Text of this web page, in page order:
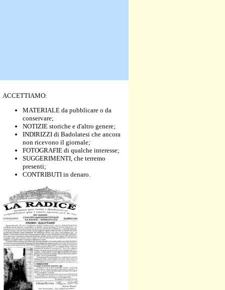
ACCETTIAMO:
MATERIALE da pubblicare o da
conservare;
NOTIZIE storiche e d'altro genere;
INDIRIZZI di Badolatesi che ancora
non ricevono il giornale;
FOTOGRAFIE di qualche interesse;
SUGGERIMENTI, che terremo
presenti;
CONTRIBUTI in denaro.